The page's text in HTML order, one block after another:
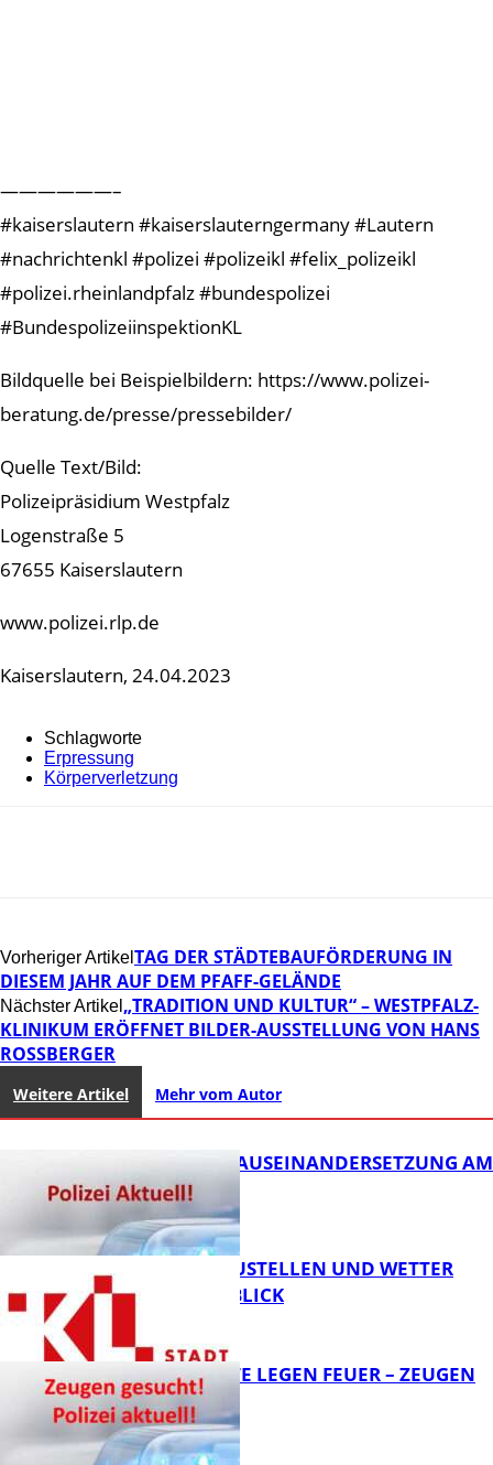
——————–
#kaiserslautern #kaiserslauterngermany #Lautern
#nachrichtenkl #polizei #polizeikl #felix_polizeikl
#polizei.rheinlandpfalz #bundespolizei
#BundespolizeiinspektionKL
Bildquelle bei Beispielbildern: https://www.polizei-
beratung.de/presse/pressebilder/
Quelle Text/Bild:
Polizeipräsidium Westpfalz
Logenstraße 5
67655 Kaiserslautern
www.polizei.rlp.de
Kaiserslautern, 24.04.2023
Schlagworte
Erpressung
Körperverletzung
Vorheriger Artikel TAG DER STÄDTEBAUFÖRDERUNG IN
DIESEM JAHR AUF DEM PFAFF-GELÄNDE
Nächster Artikel „TRADITION UND KULTUR“ – WESTPFALZ-
KLINIKUM ERÖFFNET BILDER-AUSSTELLUNG VON HANS
ROSSBERGER
Weitere Artikel Mehr vom Autor
HANDFESTE AUSEINANDERSETZUNG AM
PFAFFPLATZ
PARKEN, BAUSTELLEN UND WETTER
DIGITAL IM BLICK
UNBEKANNTE LEGEN FEUER – ZEUGEN
GESUCHT!